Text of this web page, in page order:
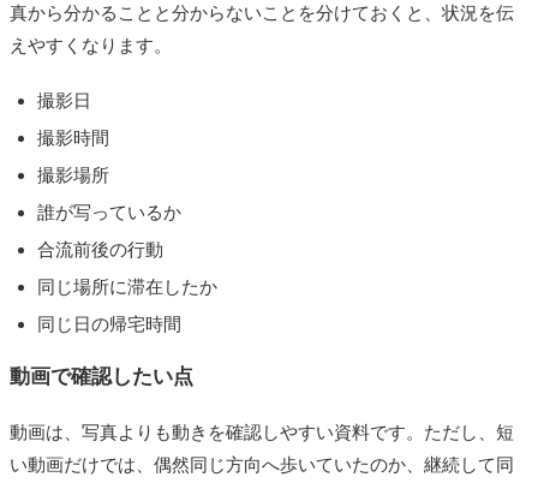
真から分かることと分からないことを分けておくと、状況を伝
えやすくなります。
撮影日
撮影時間
撮影場所
誰が写っているか
合流前後の行動
同じ場所に滞在したか
同じ日の帰宅時間
動画で確認したい点
動画は、写真よりも動きを確認しやすい資料です。ただし、短
い動画だけでは、偶然同じ方向へ歩いていたのか、継続して同